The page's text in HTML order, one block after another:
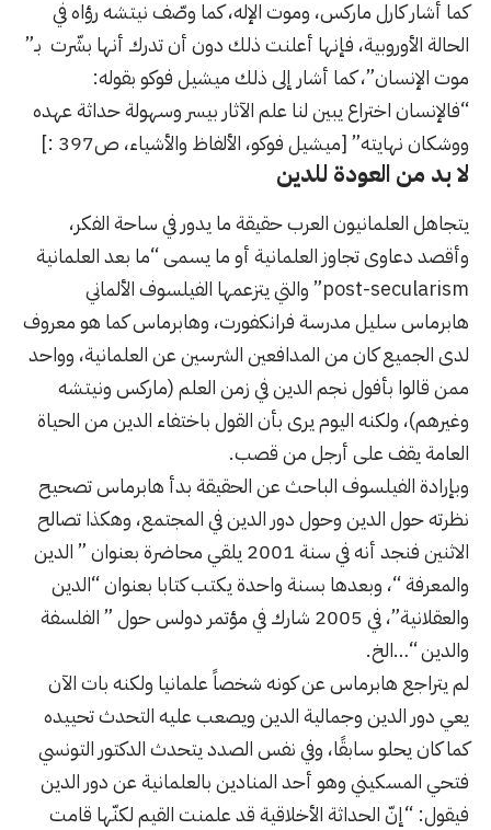
كما أشار كارل ماركس، وموت الإله، كما وصّف نيتشه رؤاه في
الحالة الأوروبية، فإنها أعلنت ذلك دون أن تدرك أنها بشّرت بـ”
موت الإنسان”، كما أشار إلى ذلك ميشيل فوكو بقوله:
“فالإنسان اختراع يبين لنا علم الآثار بيسر وسهولة حداثة عهده
ووشكان نهايته” [ميشيل فوكو، الألفاظ والأشياء، ص397 :]
لا بد من العودة للدين
يتجاهل العلمانيون العرب حقيقة ما يدور في ساحة الفكر،
وأقصد دعاوى تجاوز العلمانيةأو ما يسمى “ما بعد العلمانية
post-secularism” والتي يتزعمها الفيلسوف الألماني
هابرماس سليل مدرسة فرانكفورت، وهابرماس كما هو معروف
لدى الجميع كان من المدافعين الشرسين عن العلمانية، وواحد
ممن قالوا بأفول نجم الدين في زمن العلم (ماركس ونيتشه
وغيرهم)، ولكنه اليوم يرى بأن القول باختفاء الدين من الحياة
العامة يقف على أرجل من قصب.
وبإرادة الفيلسوف الباحث عن الحقيقة بدأ هابرماس تصحيح
نظرته حول الدين وحول دور الدين في المجتمع، وهكذا تصالح
الاثنين فنجد أنه في سنة 2001 يلقي محاضرة بعنوان ” الدين
والمعرفة “، وبعدها بسنة واحدة يكتب كتابا بعنوان “الدين
والعقلانية”، في 2005 شارك في مؤتمر دولس حول ” الفلسفة
والدين “…الخ.
لم يتراجع هابرماس عن كونه شخصاً علمانيا ولكنه بات الآن
يعي دور الدين وجمالية الدين ويصعب عليه التحدث تحييده
كما كان يحلو سابقًا، وفي نفس الصدد يتحدث الدكتور التونسي
فتحي المسكيني وهو أحد المنادين بالعلمانية عن دور الدين
فيقول: “إنّ الحداثة الأخلاقية قد علمنت القيم لكنّها قامت